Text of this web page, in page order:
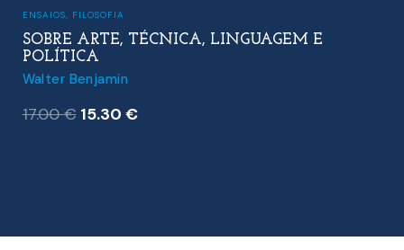
ENSAIOS, FILOSOFIA
SOBRE ARTE, TÉCNICA, LINGUAGEM E
POLÍTICA
Walter Benjamin
17.00€ O
15.30 €O